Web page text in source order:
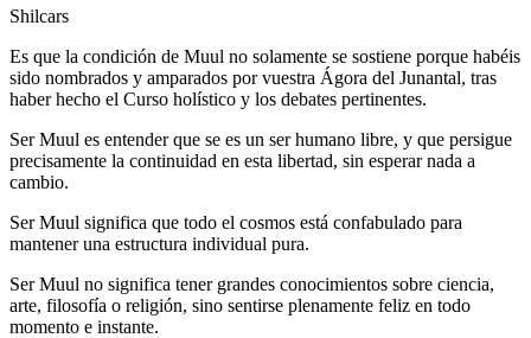
Shilcars
Es que la condición de Muul no solamente se sostiene porque habéis
sido nombrados y amparados por vuestra Ágora del Junantal, tras
haber hecho el Curso holístico y los debates pertinentes.
Ser Muul es entender que se es un ser humano libre, y que persigue
precisamente la continuidad en esta libertad, sin esperar nada a
cambio.
Ser Muul significa que todo el cosmos está confabulado para
mantener una estructura individual pura.
Ser Muul no significa tener grandes conocimientos sobre ciencia,
arte, filosofía o religión, sino sentirse plenamente feliz en todo
momento e instante.